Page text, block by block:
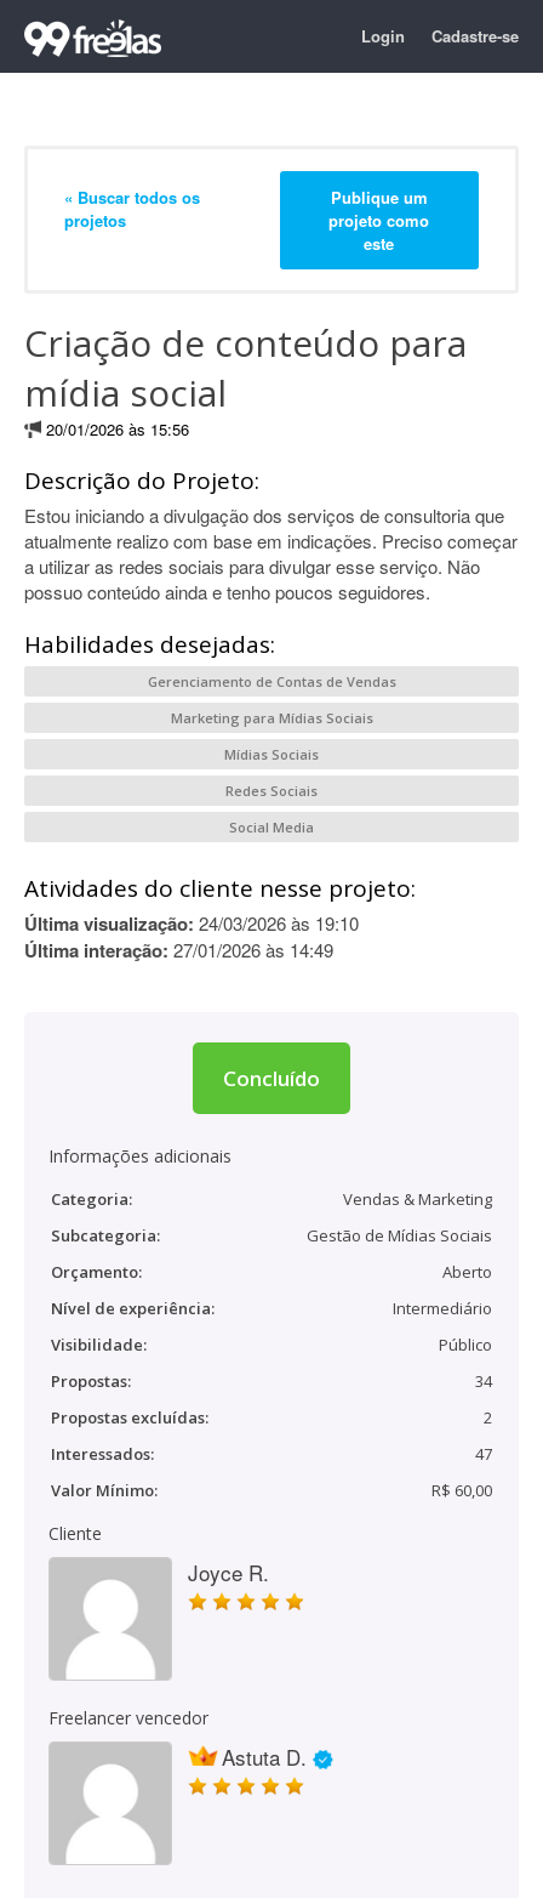
Login Cadastre-se
« Buscar todos os
projetos
Publique um
projeto como
este
Criação de conteúdo para
mídia social
20/01/2026 às 15:56
Descrição do Projeto:
Estou iniciando a divulgação dos serviços de consultoria que
atualmente realizo com base em indicações. Preciso começar
a utilizar as redes sociais para divulgar esse serviço. Não
possuo conteúdo ainda e tenho poucos seguidores.
Habilidades desejadas:
Gerenciamento de Contas de Vendas
Marketing para Mídias Sociais
Mídias Sociais
Redes Sociais
Social Media
Atividades do cliente nesse projeto:
Última visualização: 24/03/2026 às 19:10
Última interação: 27/01/2026 às 14:49
Concluído
Informações adicionais
Categoria:
Vendas & Marketing
Subcategoria:
Gestão de Mídias Sociais
Orçamento:
Aberto
Nível de experiência:
Intermediário
Visibilidade:
Público
Propostas:
34
Propostas excluídas:
2
Interessados:
47
Valor Mínimo:
R$ 60,00
Cliente
Joyce R.
Freelancer vencedor
Astuta D.